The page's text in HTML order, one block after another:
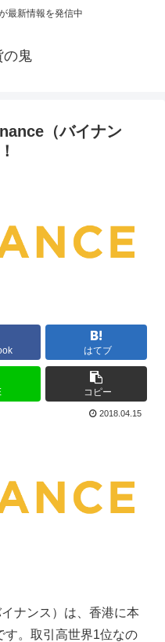
最新情報を発信中
の鬼
（バイナン
はてブ
コピー
2018.04.15
ナンス）は、香港に本
す。取引高世界1位なの